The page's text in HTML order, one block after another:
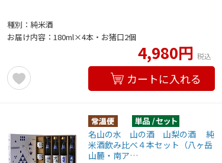
種別：純米酒
お届け内容：180ml×4本・お猪口2個
4,980円 税込
カートに入れる
名山の水 山の酒 山梨の酒 純
米酒飲み比べ４本セット（八ヶ岳
山麓・南ア…